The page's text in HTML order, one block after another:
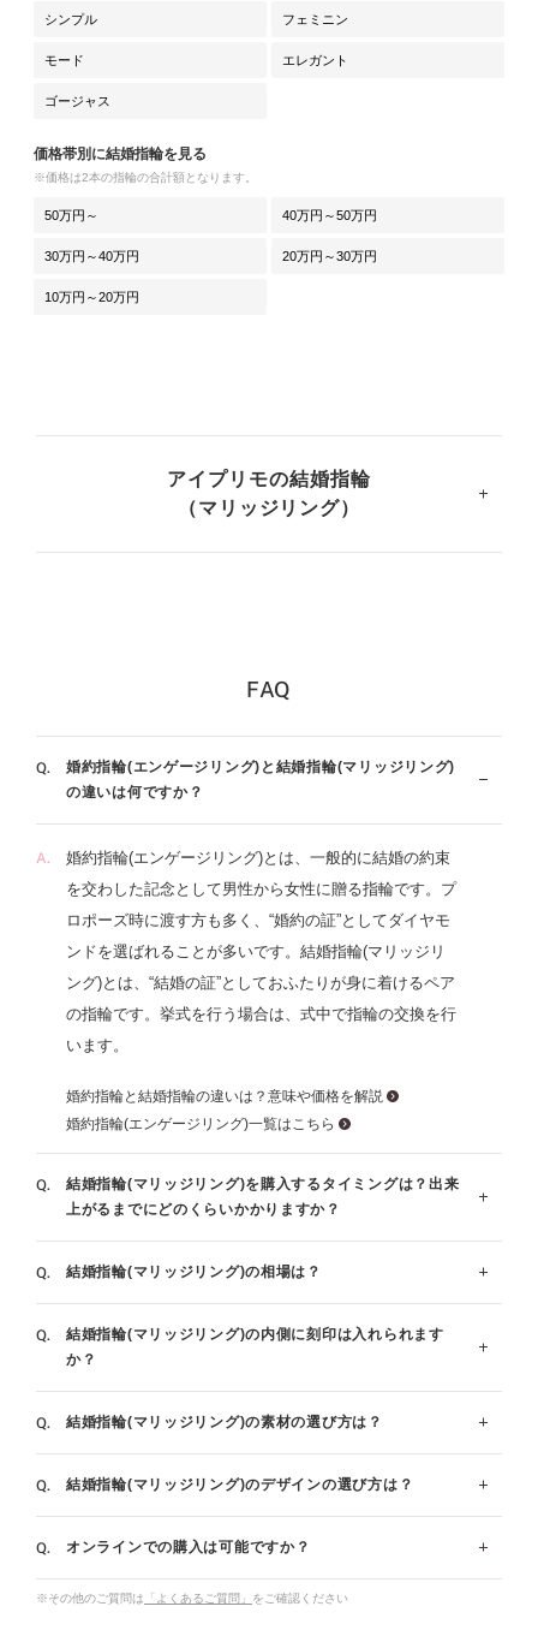
シンプル フェミニン
モード エレガント
ゴージャス
価格帯別に結婚指輪を見る
※価格は2本の指輪の合計額となります。
50万円～ 40万円～50万円
30万円～40万円 20万円～30万円
10万円～20万円
アイプリモの結婚指輪
（マリッジリング）
ント・ゴージャスから120種類以上のデザインがあり、そ
れるストーリーが込められています。もちろんダイヤモン
リング）と重ねづけでセットリングにすることも可能で
す。似合う指輪がわかる「パーソナルハンド診断®」が受
けられるブランドもアイプリモだけ。メンテナンスは生涯
無料、ずっと安心です。
FAQ
婚約指輪(エンゲージリング)と結婚指輪(マリッジリング)
の違いは何ですか？
婚約指輪(エンゲージリング)とは、一般的に結婚の約束
を交わした記念として男性から女性に贈る指輪です。プ
ロポーズ時に渡す方も多く、“婚約の証”としてダイヤモ
ンドを選ばれることが多いです。結婚指輪(マリッジリ
ング)とは、“結婚の証”としておふたりが身に着けるペア
の指輪です。挙式を行う場合は、式中で指輪の交換を行
います。
婚約指輪と結婚指輪の違いは？意味や価格を解説
婚約指輪(エンゲージリング)一覧はこちら
結婚指輪(マリッジリング)を購入するタイミングは？出来
上がるまでにどのくらいかかりますか？
指輪の製作には概ね4週間程頂いております。(デザイン
とサイズによっては4週間～6週間程お時間を頂く場合が
ございます。)結婚式を行なう場合、遅くとも結婚式の
３ヶ月前にはご準備されることをお勧めいたします。有
め、ご相談くださいませ。
お急ぎ仕上げについて詳しく見る
結婚指輪(マリッジリング)の相場は？
一般的な平均相場額はペアで25万～30万円と言われてお
ります。指輪のデザインやダイヤの有無によって価格が
ただきます。
婚約指輪・結婚指輪の値段、相場は？金額と選び方のポイン
結婚指輪(マリッジリング)の内側に刻印は入れられます
か？
指輪の内側の刻印はご注文時に無料で承っております。
ブロック体と筆記体のどちらかをお選び頂き、入る文字
数は指輪のサイズ＋7文字です。(例：サイズ7号の場
合、14文字まで)※一部例外商品がございます。
結婚指輪(マリッジリング)の素材の選び方は？
ブライダルリングとして一番人気があるのはプラチナで
す｡白く輝く美しさを特長に持つプラチナは、希少性が
高く、変質や変色の心配が少ないことから、愛の証であ
るブライダルリングに相応しいとされています。
結婚指輪(マリッジリング)のデザインの選び方は？
一般的なデザインの選び方のポイントについてお伝えし
ます。
オンラインでの購入は可能ですか？
※その他のご質問は 「よくあるご質問」 をご確認ください